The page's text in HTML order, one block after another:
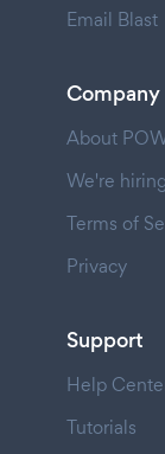
Email Blast
Company
About
We're
Terms of
Privacy
Support
Help
Tutorials